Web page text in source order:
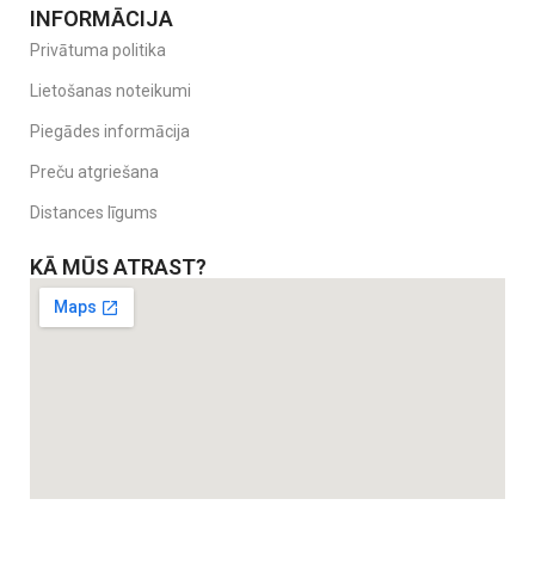
INFORMĀCIJA
Privātuma politika
Lietošanas noteikumi
Piegādes informācija
Preču atgriešana
Distances līgums
KĀ MŪS ATRAST?